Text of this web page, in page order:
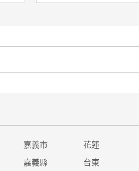
嘉義市 花蓮
嘉義縣 台東